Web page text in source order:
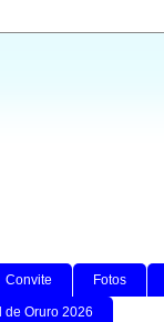
Convite Fotos
de Oruro 2026